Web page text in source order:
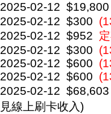
2025-02-12 $19,800
2025-02-12 $300
2025-02-12 $952
2025-02-12 $300
2025-02-12 $600
2025-02-12 $600
2025-02-12 $68,603
見線上刷卡收入)